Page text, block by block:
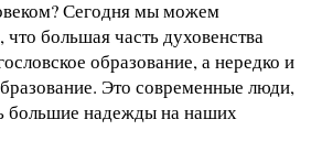
Сегодня мы можем
что большая часть духовенства
образование, а нередко и
Это современные люди,
большие надежды на наших